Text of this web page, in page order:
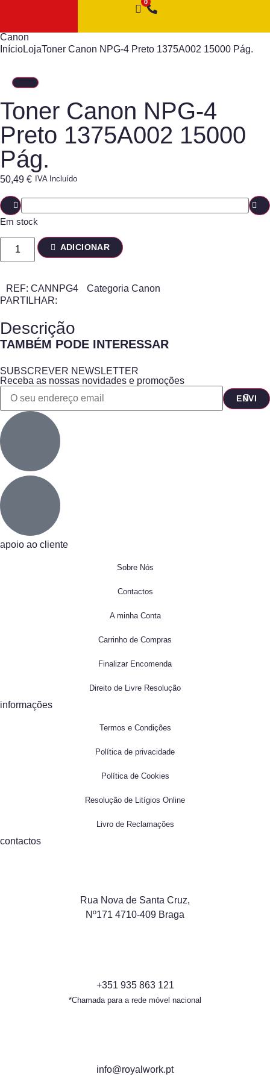
Canon
InícioLojaToner Canon NPG-4 Preto 1375A002 15000 Pág.
Toner Canon NPG-4
Preto 1375A002 15000
Pág.
50,49 € IVA Incluído
Em stock
ADICIONAR
REF: CANNPG4 Categoria Canon
PARTILHAR:
Descrição
TAMBÉM PODE INTERESSAR
SUBSCREVER NEWSLETTER
Receba as nossas novidades e promoções
apoio ao cliente
Sobre Nós
Contactos
A minha Conta
Carrinho de Compras
Finalizar Encomenda
Direito de Livre Resolução
informações
Termos e Condições
Política de privacidade
Política de Cookies
Resolução de Litígios Online
Livro de Reclamações
contactos
Rua Nova de Santa Cruz,
Nº171 4710-409 Braga
+351 935 863 121
*Chamada para a rede móvel nacional
info@royalwork.pt